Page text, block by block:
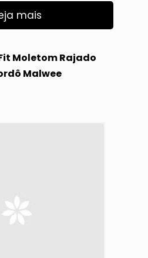
mais
Moletom Rajado
Malwee